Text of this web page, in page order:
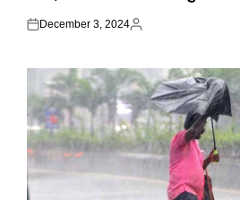
Posted
December 3, 2024
Posted